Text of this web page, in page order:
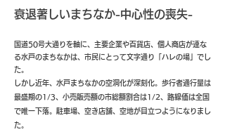
​衰退著しいまちなか-中心性の喪失-
国道50号大通りを軸に、主要企業や百貨店、個人商店が連な
る水戸のまちなかは、市民にとって文字通り「ハレの場」でし
た。
しかし近年、水戸まちなかの空洞化が深刻化。歩行者通行量は
最盛期の1/3、小売販売額の市総額割合は1/2、路線価は全国
で唯一下落。駐車場、空き店舗、空地が目立つようになりまし
た。